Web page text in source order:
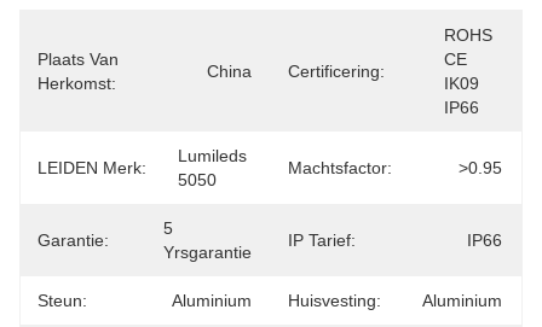
Plaats Van
Herkomst:
China Certificering:
ROHS
CE
IK09
IP66
LEIDEN Merk:
Lumileds
5050
Machtsfactor: >0.95
Garantie:
5
Yrsgarantie
IP Tarief: IP66
Steun: Aluminium Huisvesting: Aluminium